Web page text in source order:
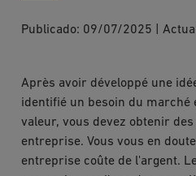
Publicado: 09/07/2025
Après avoir développé une
identifié un besoin du marché
valeur, vous devez obtenir
entreprise. Vous vous en
entreprise coûte de l'argent.